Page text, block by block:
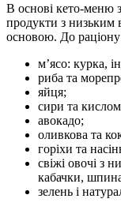
В основі кето-меню
продукти з низьким
основою. До раціону
м’ясо: курка,
риба та
яйця;
сири та
авокадо;
оливкова та
горіхи та
свіжі овочі з
кабачки,
зелень і